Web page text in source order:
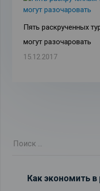
Пять раскрученных
могут разочаровать
15.12.2017
Как экономить в